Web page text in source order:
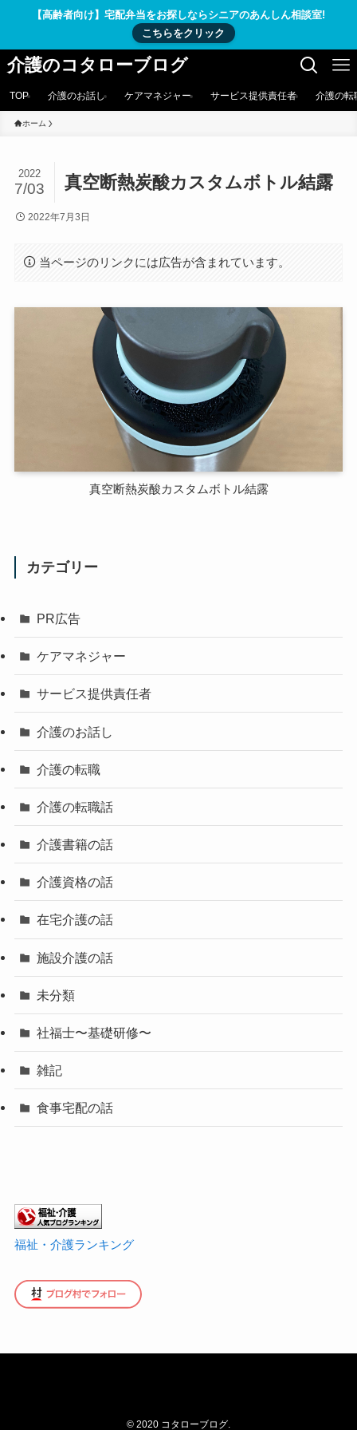
【高齢者向け】宅配弁当をお探しならシニアのあんしん相談室!
こちらをクリック
介護のコタローブログ
TOP 介護のお話し ケアマネジャー サービス提供責任者 介護の転
ホーム
真空断熱炭酸カスタムボトル結露
2022
7/03
2022年7月3日
当ページのリンクには広告が含まれています。
真空断熱炭酸カスタムボトル結露
カテゴリー
PR広告
ケアマネジャー
サービス提供責任者
介護のお話し
介護の転職
介護の転職話
介護書籍の話
介護資格の話
在宅介護の話
施設介護の話
未分類
社福士〜基礎研修〜
雑記
食事宅配の話
福祉・介護ランキング
© 2020 コタローブログ.